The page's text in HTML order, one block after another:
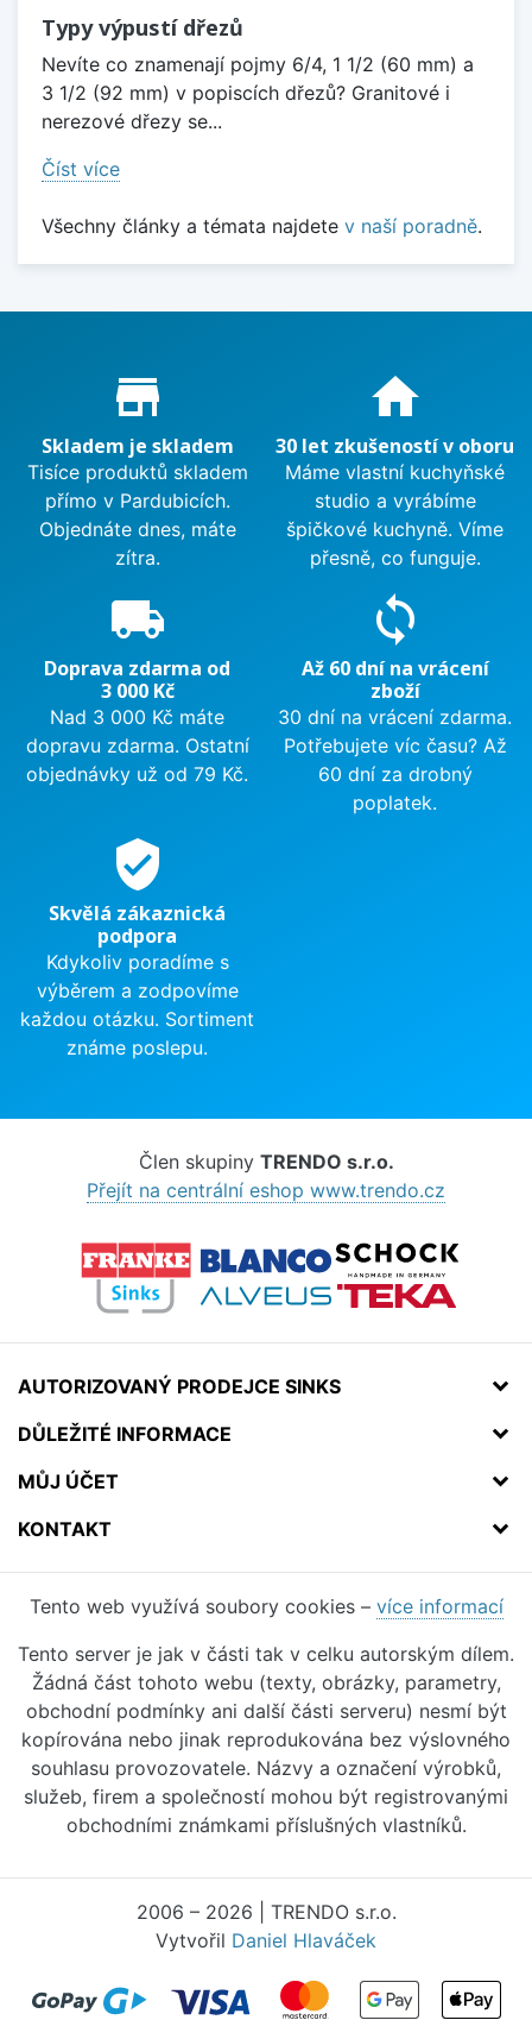
Typy výpustí dřezů
Nevíte co znamenají pojmy 6/4, 1 1/2 (60 mm) a
3 1/2 (92 mm) v popiscích dřezů? Granitové i
nerezové dřezy se...
Číst více
Všechny články a témata najdete v naší poradně.
Proč nakupovat u nás?
store_mall_directory
Skladem je skladem
Tisíce produktů skladem
přímo v Pardubicích.
Objednáte dnes, máte
zítra.
home
30 let zkušeností v oboru
Máme vlastní kuchyňské
studio a vyrábíme
špičkové kuchyně. Víme
přesně, co funguje.
local_shipping
Doprava zdarma od
3 000 Kč
Nad 3 000 Kč máte
dopravu zdarma. Ostatní
objednávky už od 79 Kč.
sync
Až 60 dní na vrácení
zboží
30 dní na vrácení zdarma.
Potřebujete víc času? Až
60 dní za drobný
poplatek.
verified_user
Skvělá zákaznická
podpora
Kdykoliv poradíme s
výběrem a zodpovíme
každou otázku. Sortiment
známe poslepu.
Člen skupiny TRENDO s.r.o.
Přejít na centrální eshop www.trendo.cz
AUTORIZOVANÝ PRODEJCE SINKS
DŮLEŽITÉ INFORMACE
MŮJ ÚČET
KONTAKT
Tento web využívá soubory cookies – více informací
Tento server je jak v části tak v celku autorským dílem.
Žádná část tohoto webu (texty, obrázky, parametry,
obchodní podmínky ani další části serveru) nesmí být
kopírována nebo jinak reprodukována bez výslovného
souhlasu provozovatele. Názvy a označení výrobků,
služeb, firem a společností mohou být registrovanými
obchodními známkami příslušných vlastníků.
2006 – 2026 | TRENDO s.r.o.
Vytvořil Daniel Hlaváček